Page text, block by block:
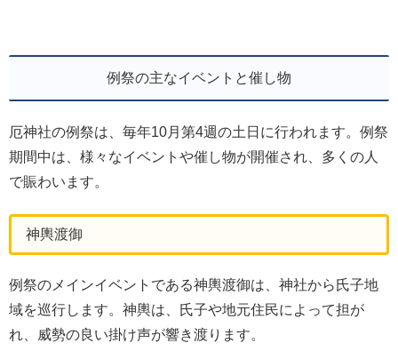
例祭の主なイベントと催し物
厄神社の例祭は、毎年10月第4週の土日に行われます。例祭
期間中は、様々なイベントや催し物が開催され、多くの人
で賑わいます。
神輿渡御
例祭のメインイベントである神輿渡御は、神社から氏子地
域を巡行します。神輿は、氏子や地元住民によって担が
れ、威勢の良い掛け声が響き渡ります。